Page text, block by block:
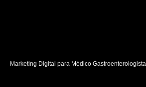
Marketing Digital para Médico Gastroenterologista